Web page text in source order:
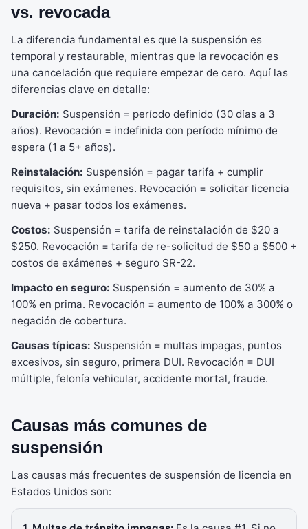
vs. revocada
La diferencia fundamental es que la suspensión es
temporal y restaurable, mientras que la revocación es
una cancelación que requiere empezar de cero. Aquí las
diferencias clave en detalle:
Duración: Suspensión = período definido (30 días a 3
años). Revocación = indefinida con período mínimo de
espera (1 a 5+ años).
Reinstalación: Suspensión = pagar tarifa + cumplir
requisitos, sin exámenes. Revocación = solicitar licencia
nueva + pasar todos los exámenes.
Costos: Suspensión = tarifa de reinstalación de $20 a
$250. Revocación = tarifa de re-solicitud de $50 a $500 +
costos de exámenes + seguro SR-22.
Impacto en seguro: Suspensión = aumento de 30% a
100% en prima. Revocación = aumento de 100% a 300% o
negación de cobertura.
Causas típicas: Suspensión = multas impagas, puntos
excesivos, sin seguro, primera DUI. Revocación = DUI
múltiple, felonía vehicular, accidente mortal, fraude.
Causas más comunes de
suspensión
Las causas más frecuentes de suspensión de licencia en
Estados Unidos son: